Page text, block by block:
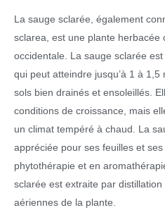
La sauge sclarée, également
sclarea, est une plante herbacée
occidentale. La sauge sclarée
qui peut atteindre jusqu’à 1 à
sols bien drainés et ensoleillés.
conditions de croissance, mais
un climat tempéré à chaud. La
appréciée pour ses feuilles et
phytothérapie et en
sclarée est extraite par
aériennes de la plante.